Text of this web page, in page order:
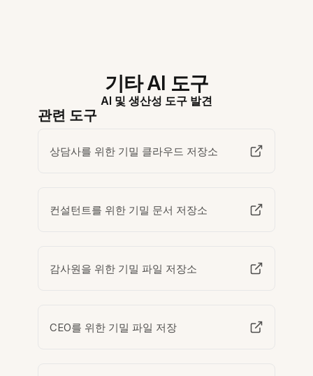
기타 AI 도구
AI 및 생산성 도구 발견
관련 도구
상담사를 위한 기밀 클라우드 저장소
컨설턴트를 위한 기밀 문서 저장소
감사원을 위한 기밀 파일 저장소
CEO를 위한 기밀 파일 저장